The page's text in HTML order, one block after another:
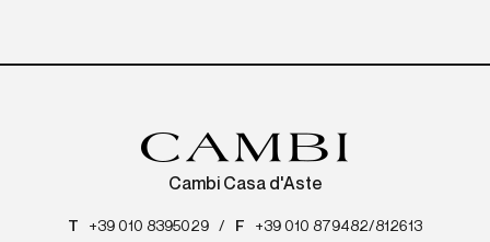
Cambi Casa d'Aste
T +39 010 8395029 / F
+39 010 879482/812613